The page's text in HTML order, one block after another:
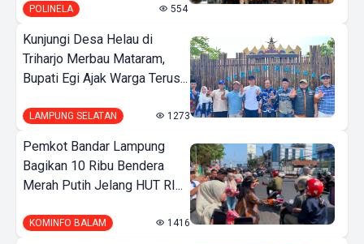
POLINELA 554
Kunjungi Desa Helau di
Triharjo Merbau Mataram,
Bupati Egi Ajak Warga Terus...
LAMPUNG SELATAN 1273
Pemkot Bandar Lampung
Bagikan 10 Ribu Bendera
Merah Putih Jelang HUT RI...
KOMINFO BALAM 1416